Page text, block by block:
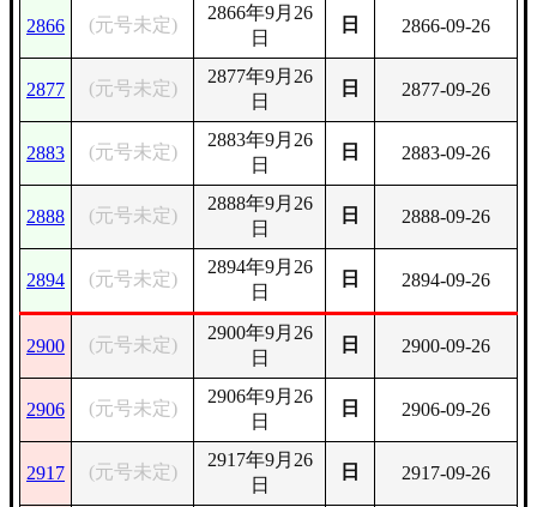
2866 (元号未定)
2866年9月26
日
日 2866-09-26
2877 (元号未定)
2877年9月26
日
日 2877-09-26
2883 (元号未定)
2883年9月26
日
日 2883-09-26
2888 (元号未定)
2888年9月26
日
日 2888-09-26
2894 (元号未定)
2894年9月26
日
日 2894-09-26
2900 (元号未定)
2900年9月26
日
日 2900-09-26
2906 (元号未定)
2906年9月26
日
日 2906-09-26
2917 (元号未定)
2917年9月26
日
日 2917-09-26